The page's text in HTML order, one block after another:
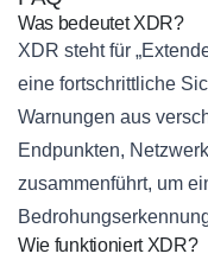
Was bedeutet XDR?
XDR steht für
eine fortschrittliche
Warnungen aus
Endpunkten,
zusammenführt, um
Wie funktioniert XDR?